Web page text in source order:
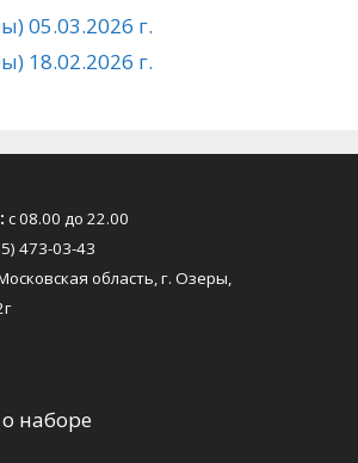
05.03.2026 г.
18.02.2026 г.
с 08.00 до 22.00
473-03-43
область, г. Озеры,
наборе